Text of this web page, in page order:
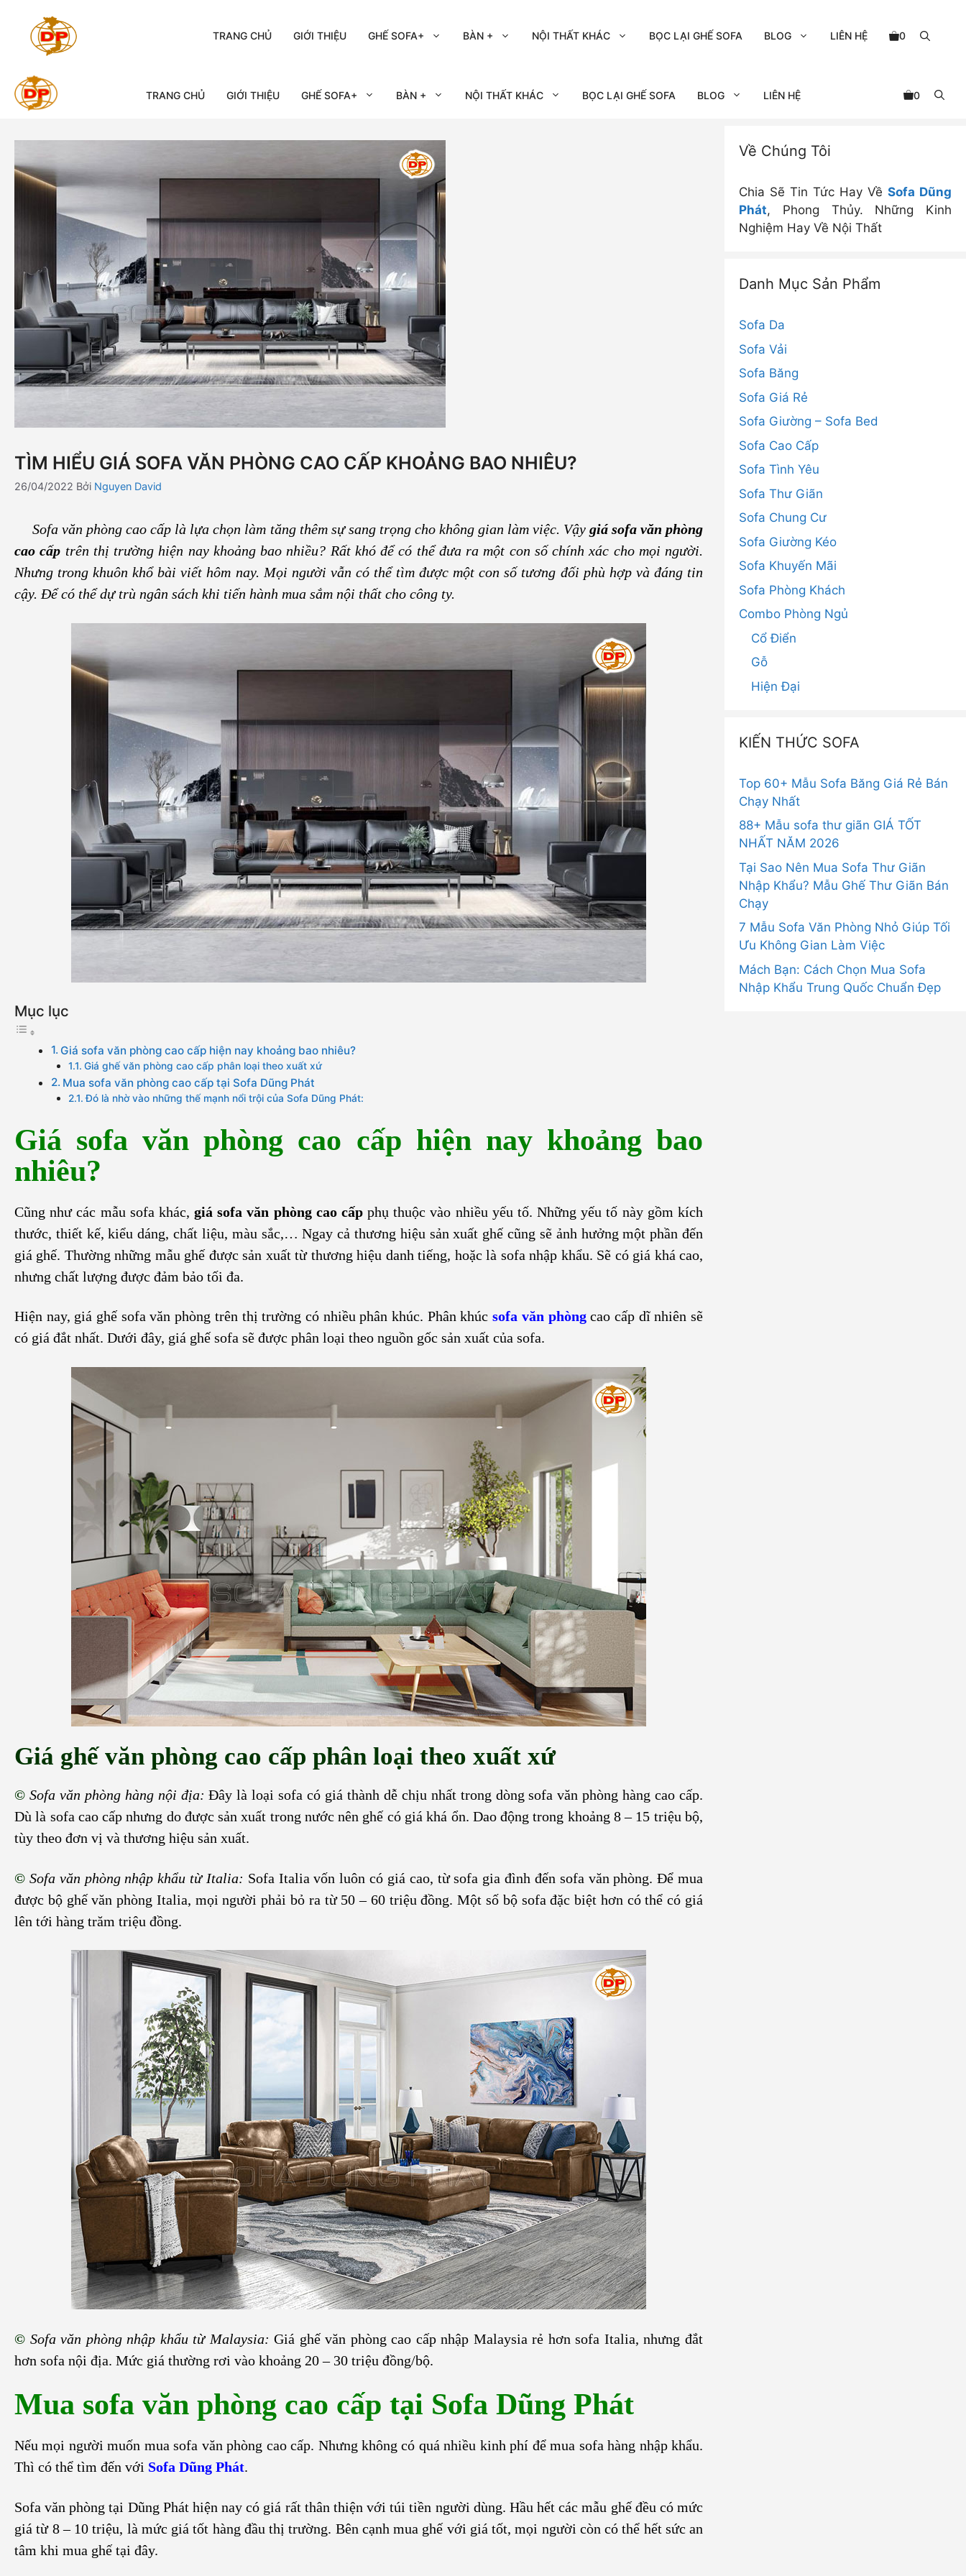
TRANG CHỦ GIỚI THIỆU GHẾ SOFA+ BÀN + NỘI THẤT KHÁC BỌC LẠI GHẾ SOFA BLOG LIÊN HỆ 0
TRANG CHỦ GIỚI THIỆU GHẾ SOFA+ BÀN + NỘI THẤT KHÁC BỌC LẠI GHẾ SOFA BLOG LIÊN HỆ 0
TÌM HIỂU GIÁ SOFA VĂN PHÒNG CAO CẤP KHOẢNG BAO NHIÊU?
26/04/2022 Bởi Nguyen David
Sofa văn phòng cao cấp là lựa chọn làm tăng thêm sự sang trọng cho không gian làm việc. Vậy giá sofa văn phòng
cao cấp trên thị trường hiện nay khoảng bao nhiều? Rất khó để có thể đưa ra một con số chính xác cho mọi người.
Nhưng trong khuôn khổ bài viết hôm nay. Mọi người vẫn có thể tìm được một con số tương đối phù hợp và đáng tin
cậy. Để có thể dự trù ngân sách khi tiến hành mua sắm nội thất cho công ty.
Mục lục
Giá sofa văn phòng cao cấp hiện nay khoảng bao nhiêu?
Giá ghế văn phòng cao cấp phân loại theo xuất xứ
Mua sofa văn phòng cao cấp tại Sofa Dũng Phát
Đó là nhờ vào những thế mạnh nổi trội của Sofa Dũng Phát:
Giá sofa văn phòng cao cấp hiện nay khoảng bao
nhiêu?
Cũng như các mẫu sofa khác,giá sofa văn phòng cao cấpphụ thuộc vào nhiều yếu tố. Những yếu tố này gồm kích
thước, thiết kế, kiểu dáng, chất liệu, màu sắc,… Ngay cả thương hiệu sản xuất ghế cũng sẽ ảnh hưởng một phần đến
giá ghế. Thường những mẫu ghế được sản xuất từ thương hiệu danh tiếng, hoặc là sofa nhập khẩu. Sẽ có giá khá cao,
nhưng chất lượng được đảm bảo tối đa.
Hiện nay, giá ghế sofa văn phòng trên thị trường có nhiều phân khúc. Phân khúcsofa văn phòngcao cấp dĩ nhiên sẽ
có giá đắt nhất. Dưới đây, giá ghế sofa sẽ được phân loại theo nguồn gốc sản xuất của sofa.
Giá ghế văn phòng cao cấp phân loại theo xuất xứ
© Sofa văn phòng hàng nội địa: Đây là loại sofa có giá thành dễ chịu nhất trong dòng sofa văn phòng hàng cao cấp.
Dù là sofa cao cấp nhưng do được sản xuất trong nước nên ghế có giá khá ổn. Dao động trong khoảng 8 – 15 triệu bộ,
tùy theo đơn vị và thương hiệu sản xuất.
© Sofa văn phòng nhập khẩu từ Italia: Sofa Italia vốn luôn có giá cao, từ sofa gia đình đến sofa văn phòng. Để mua
được bộ ghế văn phòng Italia, mọi người phải bỏ ra từ 50 – 60 triệu đồng. Một số bộ sofa đặc biệt hơn có thể có giá
lên tới hàng trăm triệu đồng.
© Sofa văn phòng nhập khẩu từ Malaysia:Giá ghế văn phòng cao cấpnhập Malaysia rẻ hơn sofa Italia, nhưng đắt
hơn sofa nội địa. Mức giá thường rơi vào khoảng 20 – 30 triệu đồng/bộ.
Mua sofa văn phòng cao cấp tại Sofa Dũng Phát
Nếu mọi người muốn mua sofa văn phòng cao cấp. Nhưng không có quá nhiều kinh phí để mua sofa hàng nhập khẩu.
Thì có thể tìm đến với Sofa Dũng Phát.
Sofa văn phòng tại Dũng Phát hiện nay có giá rất thân thiện với túi tiền người dùng. Hầu hết các mẫu ghế đều có mức
giá từ 8 – 10 triệu, là mức giá tốt hàng đầu thị trường. Bên cạnh mua ghế với giá tốt, mọi người còn có thể hết sức an
tâm khi mua ghế tại đây.
Về Chúng Tôi
Chia Sẽ Tin Tức Hay Về Sofa Dũng
Phát, Phong Thủy. Những Kinh
Nghiệm Hay Về Nội Thất
Danh Mục Sản Phẩm
Sofa Da
Sofa Vải
Sofa Băng
Sofa Giá Rẻ
Sofa Giường – Sofa Bed
Sofa Cao Cấp
Sofa Tình Yêu
Sofa Thư Giãn
Sofa Chung Cư
Sofa Giường Kéo
Sofa Khuyến Mãi
Sofa Phòng Khách
Combo Phòng Ngủ
Cổ Điển
Gỗ
Hiện Đại
KIẾN THỨC SOFA
Top 60+ Mẫu Sofa Băng Giá Rẻ Bán
Chạy Nhất
88+ Mẫu sofa thư giãn GIÁ TỐT
NHẤT NĂM 2026
Tại Sao Nên Mua Sofa Thư Giãn
Nhập Khẩu? Mẫu Ghế Thư Giãn Bán
Chạy
7 Mẫu Sofa Văn Phòng Nhỏ Giúp Tối
Ưu Không Gian Làm Việc
Mách Bạn: Cách Chọn Mua Sofa
Nhập Khẩu Trung Quốc Chuẩn Đẹp